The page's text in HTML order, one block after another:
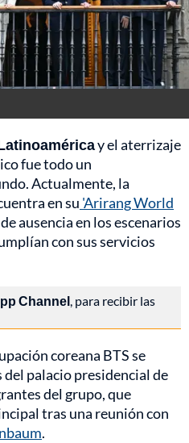
y el aterrizaje
fue todo un
Actualmente, la
en su 'Arirang World
ausencia en los escenarios
con sus servicios
Channel, para recibir las
coreana BTS se
del palacio presidencial de
del grupo, que
tras una reunión con
.